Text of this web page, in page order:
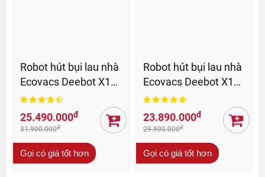
Robot hút bụi lau nhà
Ecovacs Deebot X11
OmniCyclone - BH 24
Th
25.490.000đ
31.900.000đ
Gọi có giá tốt hơn
Robot hút bụi lau nhà
Ecovacs Deebot X11
Pro Omni - BH 24 th
23.890.000đ
29.900.000đ
Gọi có giá tốt hơn